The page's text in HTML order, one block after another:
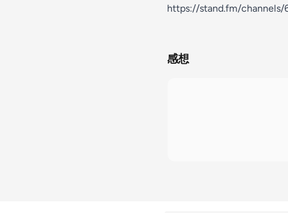
https://stand.fm/
感想